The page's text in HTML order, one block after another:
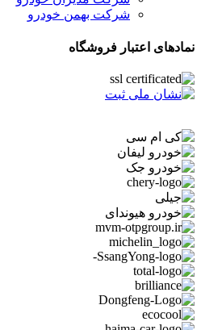
شرکت بهمن خودرو
نمادهای اعتبار فروشگاه